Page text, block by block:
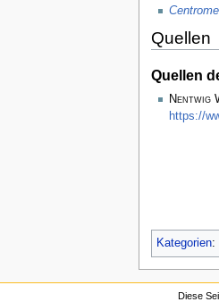
Quellen
Quellen
Nentwig
https://
Kategorien:
Diese